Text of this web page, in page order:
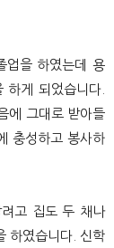
업을 하였는데 용
게 되었습니다.
에 그대로 받아들
충성하고 봉사하
고 집도 두 채나
하였습니다. 신학